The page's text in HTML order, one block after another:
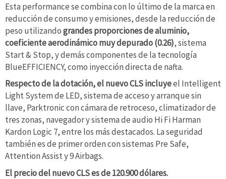
Esta performance se combina con lo último de la marca en
reducción de consumo y emisiones, desde la reducción de
peso utilizandograndes proporciones de aluminio,
coeficiente aerodinámico muy depurado (0.26), sistema
Start & Stop, y demás componentes de la tecnología
BlueEFFICIENCY, como inyección directa de nafta.
Respecto de la dotación, el nuevo CLS incluyeel Intelligent
Light System de LED, sistema de acceso y arranque sin
llave, Parktronic con cámara de retroceso, climatizador de
tres zonas, navegador y sistema de audio Hi Fi Harman
Kardon Logic 7, entre los más destacados. La seguridad
también es de primer orden con sistemas Pre Safe,
Attention Assist y 9 Airbags.
El precio del nuevo CLS es de 120.900 dólares.